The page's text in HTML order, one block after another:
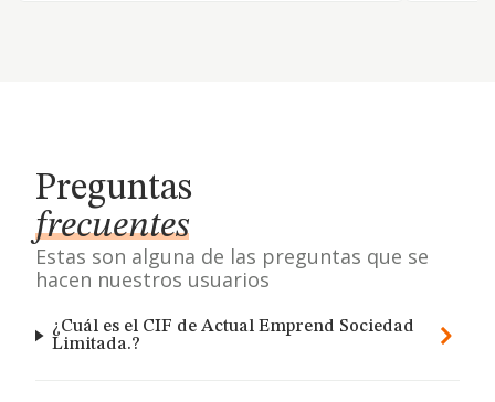
Preguntas
frecuentes
Estas son alguna de las preguntas que se
hacen nuestros usuarios
¿Cuál es el CIF de Actual Emprend Sociedad
Limitada.?